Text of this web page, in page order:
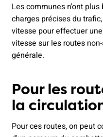
Les communes n'ont
charges précises du
vitesse pour effectuer
vitesse sur les routes
générale.
Pour les
la
Pour ces routes, on peut